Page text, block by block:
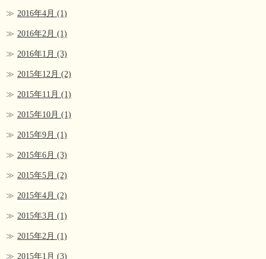
2016年4月 (1)
2016年2月 (1)
2016年1月 (3)
2015年12月 (2)
2015年11月 (1)
2015年10月 (1)
2015年9月 (1)
2015年6月 (3)
2015年5月 (2)
2015年4月 (2)
2015年3月 (1)
2015年2月 (1)
2015年1月 (3)